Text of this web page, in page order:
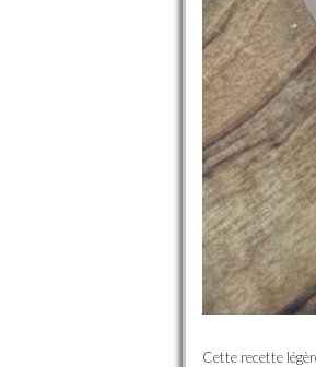
Cette recette